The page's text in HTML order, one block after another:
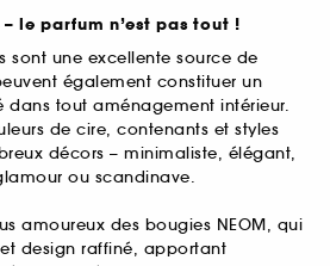
le parfum n’est pas tout !
sont une excellente source de
également constituer un
dans tout aménagement intérieur.
de cire, contenants et styles
décors – minimaliste, élégant,
ou scandinave.
amoureux des bougies NEOM, qui
design raffiné, apportant